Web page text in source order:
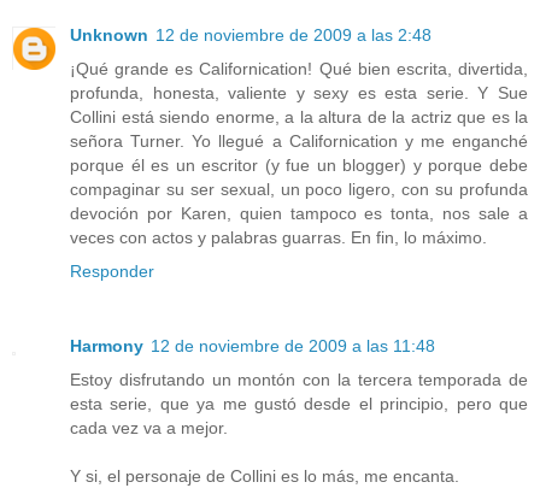
Unknown 12 de noviembre de 2009 a las 2:48
¡Qué grande es Californication! Qué bien escrita, divertida,
profunda, honesta, valiente y sexy es esta serie. Y Sue
Collini está siendo enorme, a la altura de la actriz que es la
señora Turner. Yo llegué a Californication y me enganché
porque él es un escritor (y fue un blogger) y porque debe
compaginar su ser sexual, un poco ligero, con su profunda
devoción por Karen, quien tampoco es tonta, nos sale a
veces con actos y palabras guarras. En fin, lo máximo.
Responder
Harmony 12 de noviembre de 2009 a las 11:48
Estoy disfrutando un montón con la tercera temporada de
esta serie, que ya me gustó desde el principio, pero que
cada vez va a mejor.
Y si, el personaje de Collini es lo más, me encanta.